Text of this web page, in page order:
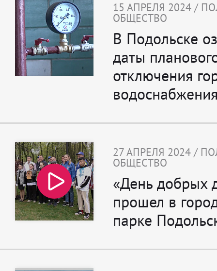
15 АПРЕЛЯ 2024 /
ОБЩЕСТВО
В Подольске
даты
отключения
27 АПРЕЛЯ 2024 /
ОБЩЕСТВО
«День добрых
прошел в
парке